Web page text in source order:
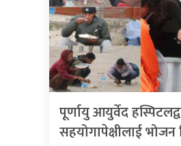
पूर्णायु आयुर्वेद
सहयोगापेक्षीलाई